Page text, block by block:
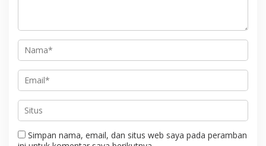
Simpan nama, email, dan situs web saya pada peramban